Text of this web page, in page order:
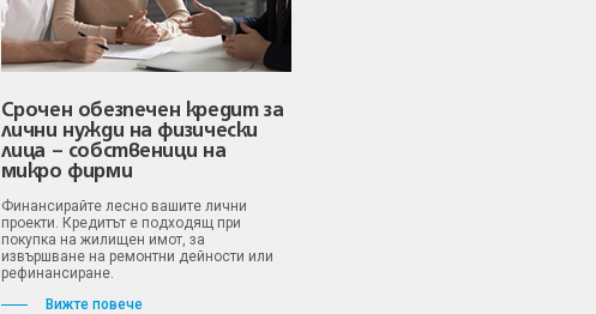
Срочен обезпечен кредит за
лични нужди на физически
лица – собственици на
микро фирми
Финансирайте лесно вашите лични
проекти. Кредитът е подходящ при
покупка на жилищен имот, за
извършване на ремонтни дейности или
рефинансиране.
Вижте повече